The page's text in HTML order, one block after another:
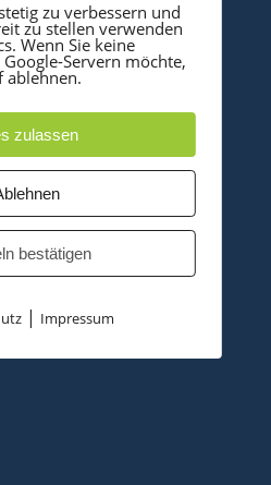
zu verbessern und
zu stellen verwenden
Wenn Sie keine
Servern möchte,
ablehnen.
zulassen
bestätigen
| Impressum